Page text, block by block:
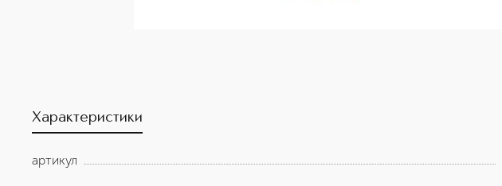
Характеристики
артикул